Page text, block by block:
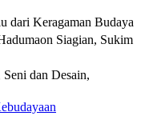
dari Keragaman Budaya
Siagian, Sukim
Seni dan Desain,